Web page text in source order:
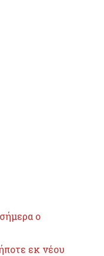
ο
εκ νέου